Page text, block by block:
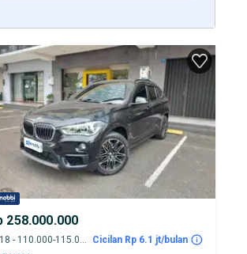
258.000.000
2018 - 110.000-115.000 km Cicilan Rp 6.1 jt/bulan